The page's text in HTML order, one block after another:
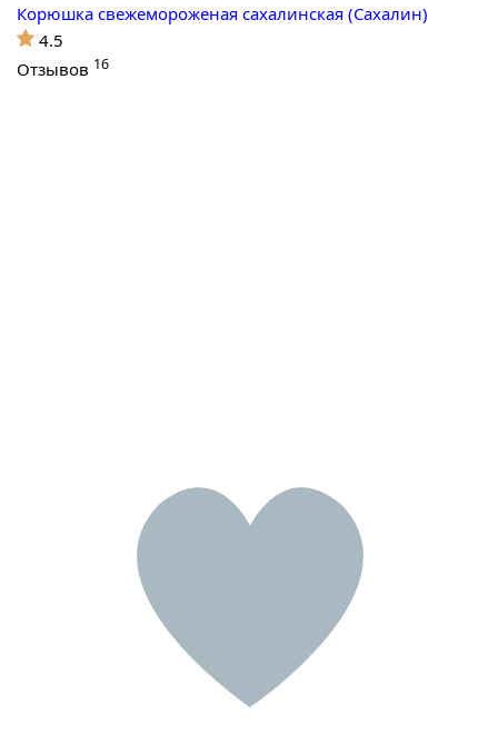
Корюшка свежемороженая сахалинская (Сахалин)
4.5
Отзывов 16